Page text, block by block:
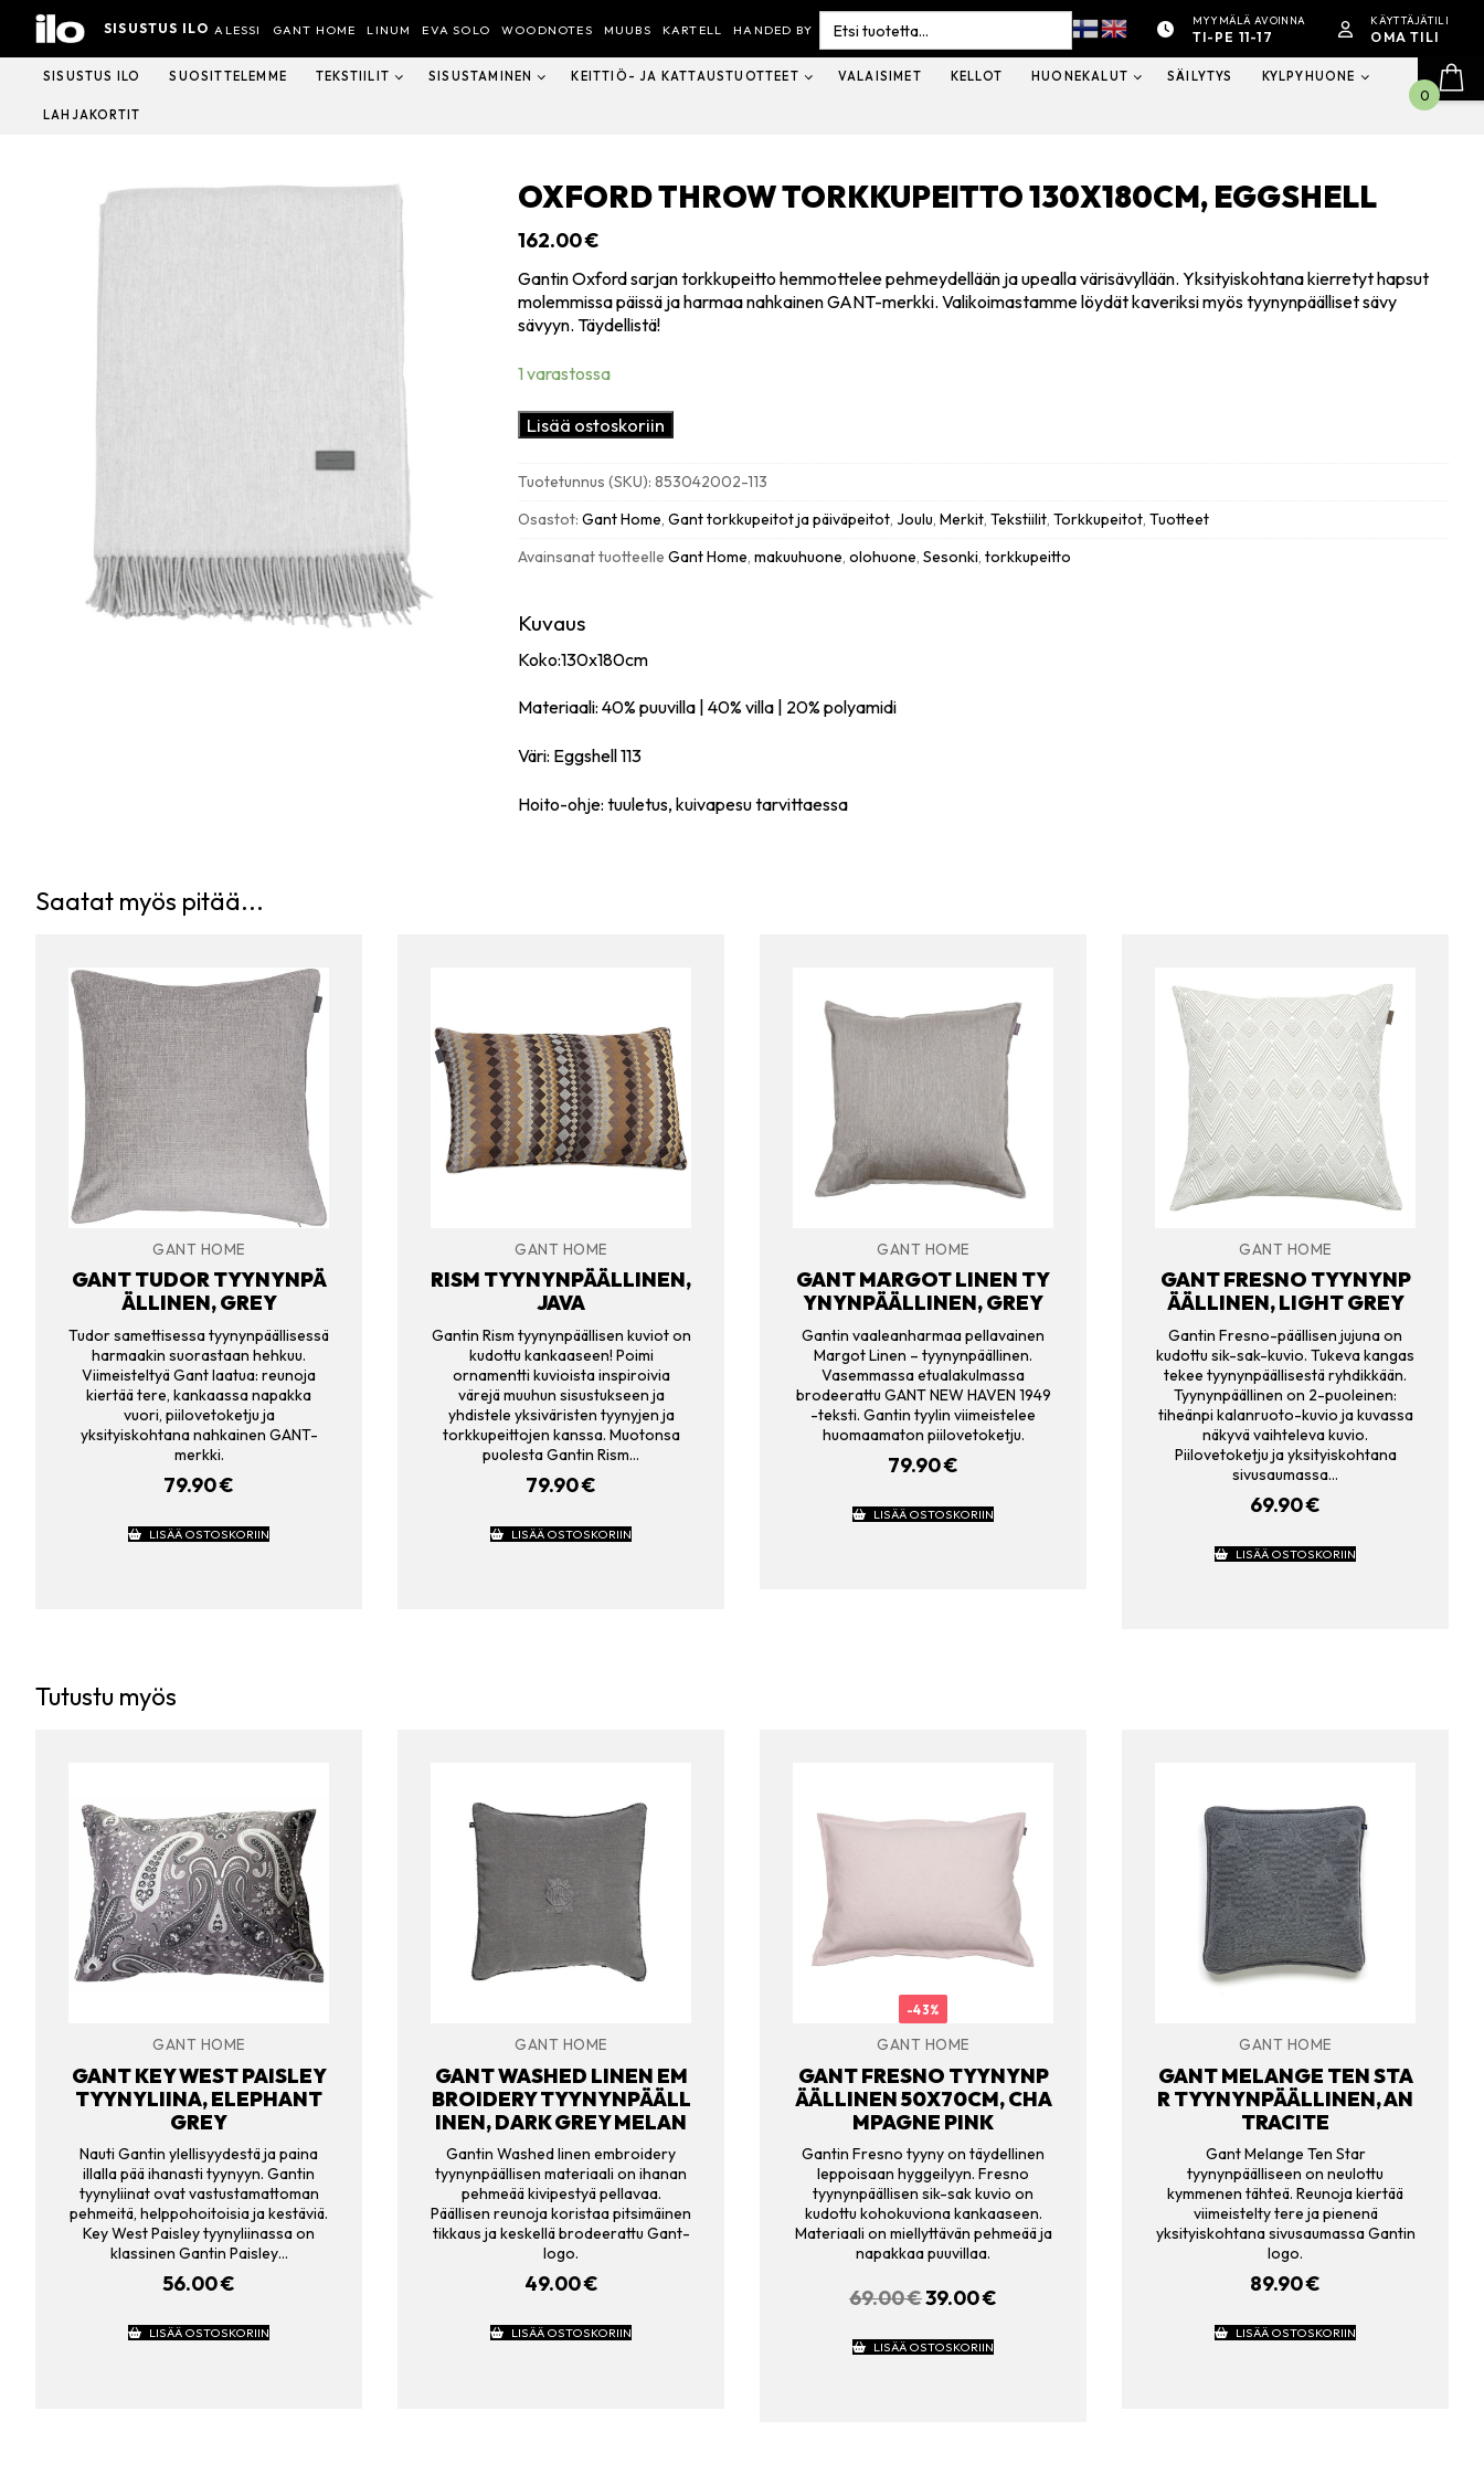
Hyppää
sisältöön
SISUSTUS ILO ALESSI GANT HOME LINUM EVA SOLO WOODNOTES MUUBS KARTELL HANDED BY
Search
for:
MYYMÄLÄ AVOINNA
TI-PE 11-17
KÄYTTÄJÄTILI
OMA TILI
SISUSTUS ILO SUOSITTELEMME TEKSTIILIT SISUSTAMINEN KEITTIÖ- JA KATTAUSTUOTTEET VALAISIMET KELLOT HUONEKALUT SÄILYTYS KYLPYHUONE
LAHJAKORTIT
OXFORD THROW TORKKUPEITTO 130X180CM, EGGSHELL
162.00€
Gantin Oxford sarjan torkkupeitto hemmottelee pehmeydellään ja upealla värisävyllään. Yksityiskohtana kierretyt hapsut
molemmissa päissä ja harmaa nahkainen GANT-merkki. Valikoimastamme löydät kaveriksi myös tyynynpäälliset sävy
sävyyn. Täydellistä!
1 varastossa
Oxford
throw
130x180cm,
eggshell
Lisää ostoskoriin
Tuotetunnus (SKU):853042002-113
Osastot:Gant Home,Gant torkkupeitot ja päiväpeitot,Joulu,Merkit,Tekstiilit,Torkkupeitot,Tuotteet
Avainsanat tuotteelleGant Home,makuuhuone,olohuone,Sesonki,torkkupeitto
Kuvaus
Koko:130x180cm
Materiaali: 40% puuvilla | 40% villa | 20% polyamidi
Väri: Eggshell 113
Hoito-ohje: tuuletus, kuivapesu tarvittaessa
Saatat myös pitää...
GANT HOME
GANT TUDOR TYYNYNPÄ
ÄLLINEN, GREY
Tudor samettisessa tyynynpäällisessä
harmaakin suorastaan hehkuu.
Viimeisteltyä Gant laatua: reunoja
kiertää tere, kankaassa napakka
vuori, piilovetoketju ja
yksityiskohtana nahkainen GANT-
merkki.
79.90€
LISÄÄ OSTOSKORIIN
GANT HOME
RISM TYYNYNPÄÄLLINEN,
JAVA
Gantin Rism tyynynpäällisen kuviot on
kudottu kankaaseen! Poimi
ornamentti kuvioista inspiroivia
värejä muuhun sisustukseen ja
yhdistele yksiväristen tyynyjen ja
torkkupeittojen kanssa. Muotonsa
puolesta Gantin Rism…
79.90€
LISÄÄ OSTOSKORIIN
GANT HOME
GANT MARGOT LINEN TY
YNYNPÄÄLLINEN, GREY
Gantin vaaleanharmaa pellavainen
Margot Linen – tyynynpäällinen.
Vasemmassa etualakulmassa
brodeerattu GANT NEW HAVEN 1949
-teksti. Gantin tyylin viimeistelee
huomaamaton piilovetoketju.
79.90€
LISÄÄ OSTOSKORIIN
GANT HOME
GANT FRESNO TYYNYNP
ÄÄLLINEN, LIGHT GREY
Gantin Fresno-päällisen jujuna on
kudottu sik-sak-kuvio. Tukeva kangas
tekee tyynynpäällisestä ryhdikkään.
Tyynynpäällinen on 2-puoleinen:
tiheänpi kalanruoto-kuvio ja kuvassa
näkyvä vaihteleva kuvio.
Piilovetoketju ja yksityiskohtana
sivusaumassa…
69.90€
LISÄÄ OSTOSKORIIN
Tutustu myös
GANT HOME
GANT KEY WEST PAISLEY
TYYNYLIINA, ELEPHANT
GREY
Nauti Gantin ylellisyydestä ja paina
illalla pää ihanasti tyynyyn. Gantin
tyynyliinat ovat vastustamattoman
pehmeitä, helppohoitoisia ja kestäviä.
Key West Paisley tyynyliinassa on
klassinen Gantin Paisley…
56.00€
LISÄÄ OSTOSKORIIN
GANT HOME
GANT WASHED LINEN EM
BROIDERY TYYNYNPÄÄLL
INEN, DARK GREY MELAN
Gantin Washed linen embroidery
tyynynpäällisen materiaali on ihanan
pehmeää kivipestyä pellavaa.
Päällisen reunoja koristaa pitsimäinen
tikkaus ja keskellä brodeerattu Gant-
logo.
49.00€
LISÄÄ OSTOSKORIIN
-43%
GANT HOME
GANT FRESNO TYYNYNP
ÄÄLLINEN 50X70CM, CHA
MPAGNE PINK
Gantin Fresno tyyny on täydellinen
leppoisaan hyggeilyyn. Fresno
tyynynpäällisen sik-sak kuvio on
kudottu kohokuviona kankaaseen.
Materiaali on miellyttävän pehmeää ja
napakkaa puuvillaa.
69.00€ALKUPERÄINEN
OLI:
69.00 €.
39.00€
LISÄÄ OSTOSKORIIN
GANT HOME
GANT MELANGE TEN STA
R TYYNYNPÄÄLLINEN, AN
TRACITE
Gant Melange Ten Star
tyynynpäälliseen on neulottu
kymmenen tähteä. Reunoja kiertää
viimeistelty tere ja pienenä
yksityiskohtana sivusaumassa Gantin
logo.
89.90€
LISÄÄ OSTOSKORIIN
0